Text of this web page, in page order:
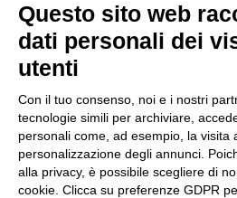
Cookie Policy
Scopri il Polo
Partner
Internazionalizzazione
Privacy
Questo sito web
dati personali dei
utenti
Con il tuo consenso, noi e i nostri
tecnologie simili per archiviare,
personali come, ad esempio, la visita
personalizzazione degli annunci.
alla privacy, è possibile scegliere di
cookie. Clicca su preferenze GDPR